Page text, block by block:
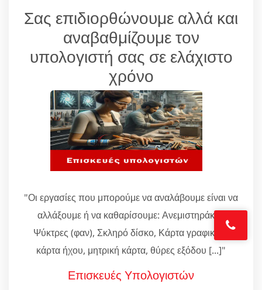
Σας επιδιορθώνουμε αλλά και
αναβαθμίζουμε τον
υπολογιστή σας σε ελάχιστο
χρόνο
"Οι εργασίες που μπορούμε να αναλάβουμε είναι να
αλλάξουμε ή να καθαρίσουμε: Ανεμιστηράκια,
Ψύκτρες (φαν), Σκληρό δίσκο, Κάρτα γραφικών,
κάρτα ήχου, μητρική κάρτα, θύρες εξόδου [...]"
Επισκευές Υπολογιστών